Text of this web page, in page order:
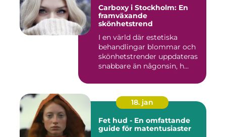
Carboxy i Stockholm: En
framväxande
skönhetstrend
I en värld där estetiska
behandlingar blommar och
skönhetstrender uppdateras
snabbare än någonsin, h...
18. jan
Fet hud - En omfattande
guide för matentusiaster